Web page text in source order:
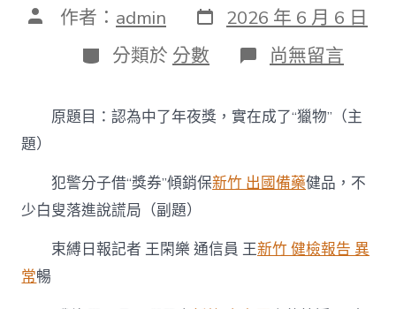
文 作者： admin 發
表
日
期
2026 年 6 月 6 日
分
類
分類於 分數 在
〈認
中
了
診
所
年
實
尚無留言
原題目：認為中了年夜獎，實在成了“獵物”（主
題）
犯警分子借“獎券”傾銷保新竹 出國備藥健品，不
少白叟落進說謊局（副題）
束縛日報記者 王閑樂 通信員 王新竹 健檢報告 異
常暢